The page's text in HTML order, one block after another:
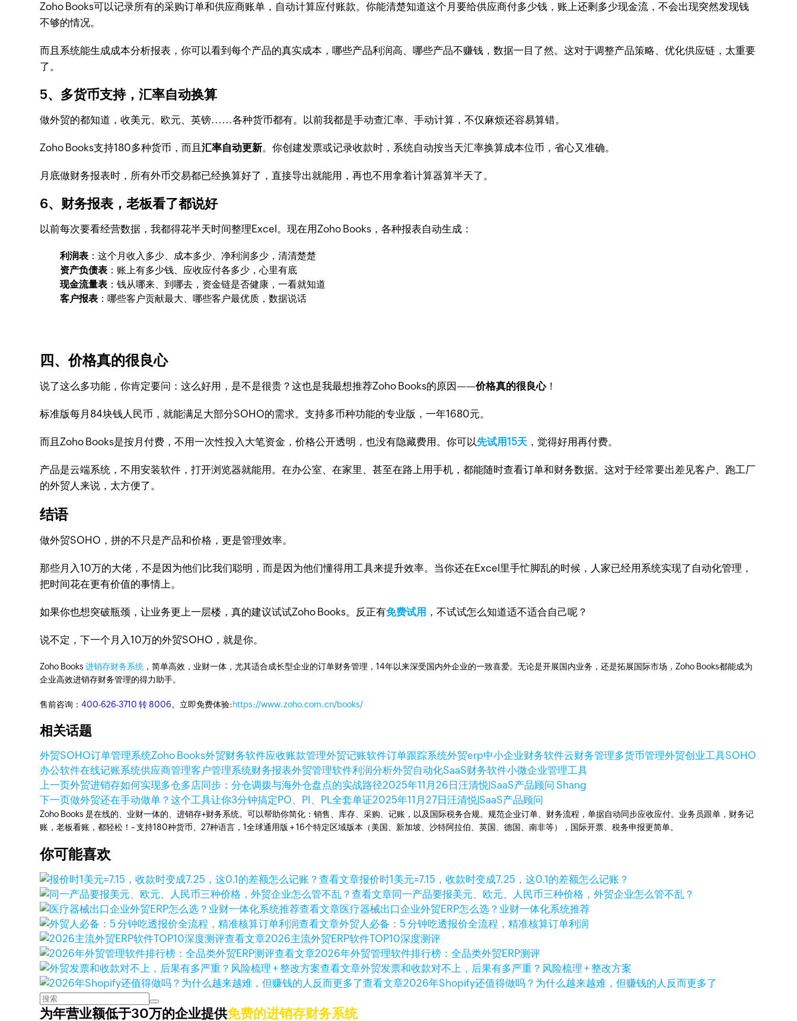
Zoho Books可以记录所有的采购订单和供应商账单，自动计算应付账款。你能清楚知道这个月要给供应商付多少钱，账上还剩多少现金流，不会出现突然发现钱
不够的情况。
而且系统能生成成本分析报表，你可以看到每个产品的真实成本，哪些产品利润高、哪些产品不赚钱，数据一目了然。这对于调整产品策略、优化供应链，太重要
了。
5、多货币支持，汇率自动换算
做外贸的都知道，收美元、欧元、英镑......各种货币都有。以前我都是手动查汇率、手动计算，不仅麻烦还容易算错。
Zoho Books支持180多种货币，而且汇率自动更新。你创建发票或记录收款时，系统自动按当天汇率换算成本位币，省心又准确。
月底做财务报表时，所有外币交易都已经换算好了，直接导出就能用，再也不用拿着计算器算半天了。
6、财务报表，老板看了都说好
以前每次要看经营数据，我都得花半天时间整理Excel。现在用Zoho Books，各种报表自动生成：
利润表 ：这个月收入多少、成本多少、净利润多少，清清楚楚
资产负债表 ：账上有多少钱、应收应付各多少，心里有底
现金流量表 ：钱从哪来、到哪去，资金链是否健康，一看就知道
客户报表 ：哪些客户贡献最大、哪些客户最优质，数据说话
四、价格真的很良心
说了这么多功能，你肯定要问：这么好用，是不是很贵？这也是我最想推荐Zoho Books的原因——价格真的很良心！
标准版每月84块钱人民币，就能满足大部分SOHO的需求。支持多币种功能的专业版，一年1680元。
而且Zoho Books是按月付费，不用一次性投入大笔资金，价格公开透明，也没有隐藏费用。你可以先试用15天 ，觉得好用再付费。
产品是云端系统，不用安装软件，打开浏览器就能用。在办公室、在家里、甚至在路上用手机，都能随时查看订单和财务数据。这对于经常要出差见客户、跑工厂
的外贸人来说，太方便了。
结语
做外贸SOHO，拼的不只是产品和价格，更是管理效率。
那些月入10万的大佬，不是因为他们比我们聪明，而是因为他们懂得用工具来提升效率。当你还在Excel里手忙脚乱的时候，人家已经用系统实现了自动化管理，
把时间花在更有价值的事情上。
如果你也想突破瓶颈，让业务更上一层楼，真的建议试试Zoho Books。反正有免费试用 ，不试试怎么知道适不适合自己呢？
说不定，下一个月入10万的外贸SOHO，就是你。
Zoho Books进销存财务系统 ，简单高效，业财一体，尤其适合成长型企业的订单财务管理，14年以来深受国内外企业的一致喜爱。无论是开展国内业务，还是拓展国际市场，Zoho Books都能成为
企业高效进销存财务管理的得力助手。
售前咨询：400-626-3710 转 8006。立即免费体验:https://www.zoho.com.cn/books/
相关话题
外贸SOHO订单管理系统Zoho Books外贸财务软件应收账款管理外贸记账软件订单跟踪系统外贸erp中小企业财务软件云财务管理多货币管理外贸创业工具SOHO
办公软件在线记账系统供应商管理客户管理系统财务报表外贸管理软件利润分析外贸自动化SaaS财务软件小微企业管理工具
上一页外贸进销存如何实现多仓多店同步：分仓调拨与海外仓盘点的实战路径2025年11月26日汪清悦|SaaS产品顾问 Shang
下一页做外贸还在手动做单？这个工具让你3分钟搞定PO、PI、PL全套单证2025年11月27日汪清悦|SaaS产品顾问
Zoho Books 是在线的、业财一体的、进销存+财务系统。可以帮助你简化：销售、库存、采购、记账，以及国际税务合规。规范企业订单、财务流程，单据自动同步应收应付。业务员跟单，财务记
账，老板看账，都轻松！~ 支持180种货币、27种语言，1全球通用版 + 16个特定区域版本（美国、新加坡、沙特阿拉伯、英国、德国、南非等），国际开票、税务申报更简单。
你可能喜欢
查看文章报价时1美元=7.15，收款时变成7.25，这0.1的差额怎么记账？
查看文章同一产品要报美元、欧元、人民币三种价格，外贸企业怎么管不乱？
查看文章医疗器械出口企业外贸ERP怎么选？业财一体化系统推荐
查看文章外贸人必备：5 分钟吃透报价全流程，精准核算订单利润
查看文章2026主流外贸ERP软件TOP10深度测评
查看文章2026年外贸管理软件排行榜：全品类外贸ERP测评
查看文章外贸发票和收款对不上，后果有多严重？风险梳理 + 整改方案
查看文章2026年Shopify还值得做吗？为什么越来越难，但赚钱的人反而更多了
为年营业额低于30万的企业提供免费的进销存财务系统